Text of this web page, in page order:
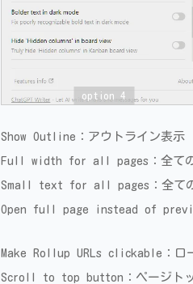
option 4
Show Outline：アウトライン表示
Full width for all pages：全ての
Small text for all pages：全ての
Open full page instead of
Make Rollup URLs clickable：ロ
Scroll to top button：ページトッ